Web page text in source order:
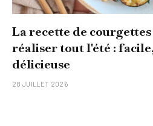
La recette de
réaliser tout l'été :
délicieuse
28 JUILLET 2026